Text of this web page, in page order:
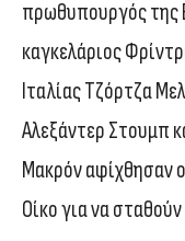
πρωθυπουργός της
καγκελάριος
Ιταλίας Τζόρτζα
Αλεξάντερ Στουμπ
Μακρόν αφίχθησαν
Οίκο για να